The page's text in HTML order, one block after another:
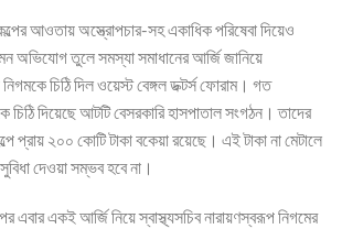
আওতায় অস্ত্রোপচার-সহ একাধিক পরিষেবা দিয়েও
অভিযোগ তুলে সমস্যা সমাধানের আর্জি জানিয়ে
চিঠি দিল ওয়েস্ট বেঙ্গল ডক্টর্স ফোরাম। গত
দিয়েছে আটটি বেসরকারি হাসপাতাল সংগঠন। তাদের
প্রায় ২০০ কোটি টাকা বকেয়া রয়েছে। এই টাকা না মেটালে
দেওয়া সম্ভব হবে না।
এবার একই আর্জি নিয়ে স্বাস্থ্যসচিব নারায়ণস্বরূপ নিগমের